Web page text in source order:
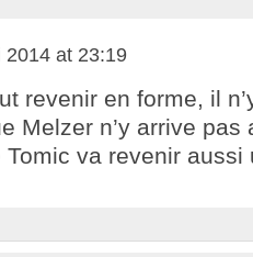
2014 at 23:19
revenir en forme, il
Melzer n’y arrive pas
Tomic va revenir aussi